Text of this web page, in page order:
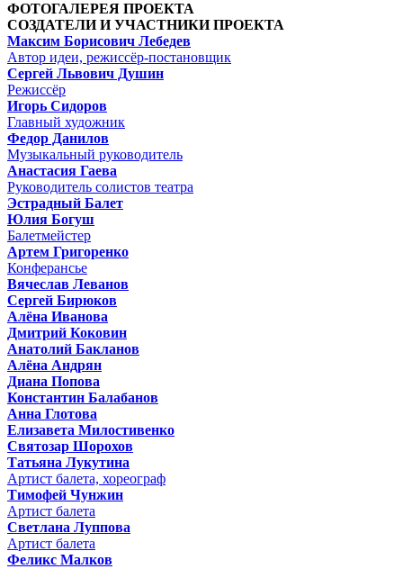
ФОТОГАЛЕРЕЯ ПРОЕКТА
СОЗДАТЕЛИ И УЧАСТНИКИ ПРОЕКТА
Максим Борисович Лебедев
Автор идеи, режиссёр-постановщик
Сергей Львович Душин
Режиссёр
Игорь Сидоров
Главный художник
Федор Данилов
Музыкальный руководитель
Анастасия Гаева
Руководитель солистов театра
Эстрадный Балет
Юлия Богуш
Балетмейстер
Артем Григоренко
Конферансье
Вячеслав Леванов
Сергей Бирюков
Алёна Иванова
Дмитрий Коковин
Анатолий Бакланов
Алёна Андрян
Диана Попова
Константин Балабанов
Анна Глотова
Елизавета Милостивенко
Святозар Шорохов
Татьяна Лукутина
Артист балета, хореограф
Тимофей Чунжин
Артист балета
Светлана Луппова
Артист балета
Феликс Малков